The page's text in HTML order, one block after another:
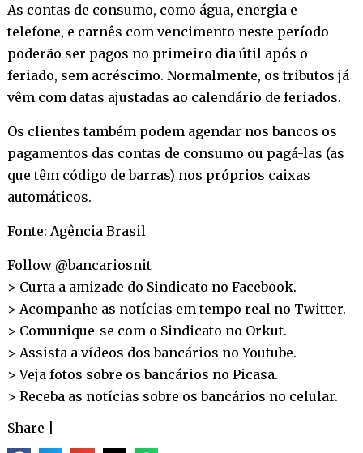
As contas de consumo, como água, energia e
telefone, e carnês com vencimento neste período
poderão ser pagos no primeiro dia útil após o
feriado, sem acréscimo. Normalmente, os tributos já
vêm com datas ajustadas ao calendário de feriados.
Os clientes também podem agendar nos bancos os
pagamentos das contas de consumo ou pagá-las (as
que têm código de barras) nos próprios caixas
automáticos.
Fonte: Agência Brasil
Follow @bancariosnit
> Curta a amizade do Sindicato no Facebook.
> Acompanhe as notícias em tempo real no Twitter.
> Comunique-se com o Sindicato no Orkut.
> Assista a vídeos dos bancários noYoutube.
> Veja fotos sobre os bancários no Picasa.
> Receba as notícias sobre os bancários no celular.
Share